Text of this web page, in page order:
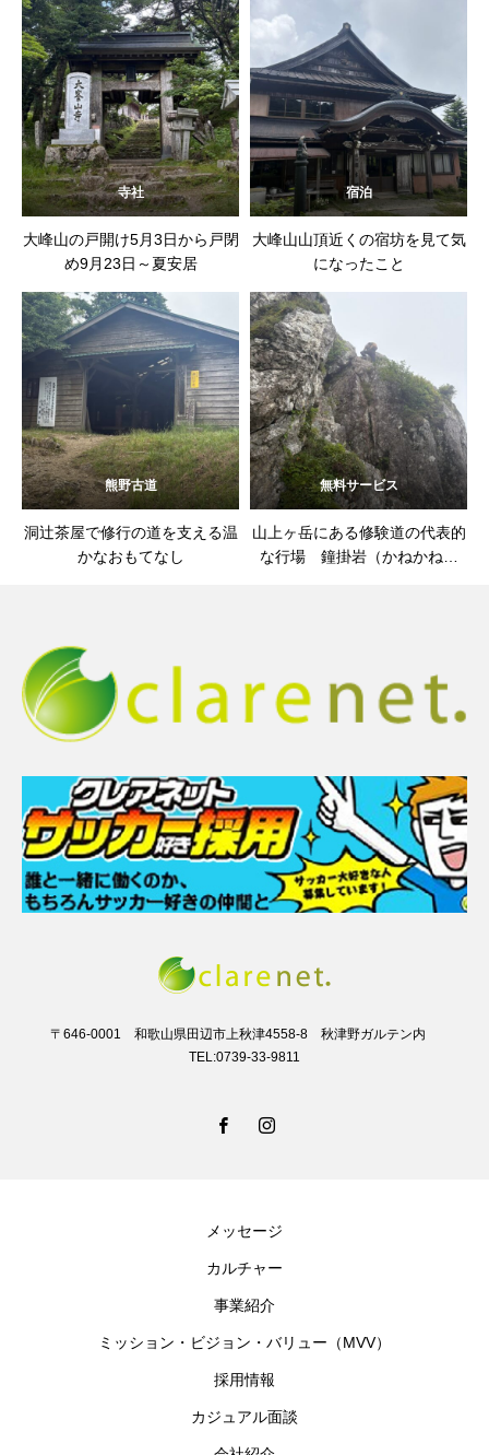
寺社
大峰山の戸開け5月3日から戸閉
め9月23日～夏安居
宿泊
大峰山山頂近くの宿坊を見て気
になったこと
熊野古道
洞辻茶屋で修行の道を支える温
かなおもてなし
無料サービス
山上ヶ岳にある修験道の代表的
な行場 鐘掛岩（かねかねい
〒646-0001 和歌山県田辺市上秋津4558-8 秋津野ガルテン内
TEL:0739-33-9811
メッセージ
カルチャー
事業紹介
ミッション・ビジョン・バリュー（MVV）
採用情報
カジュアル面談